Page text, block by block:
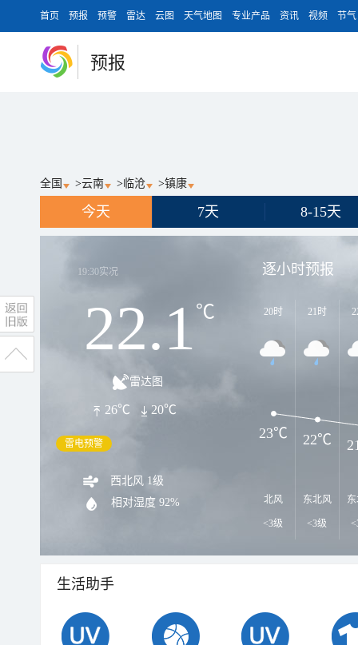
首页 预报 预警 雷达 云图 天气地图 专业产品 资讯 视频 节气
预报
全国 >云南 > 临沧 >镇康
今天 7天 8-15天
19:30实况
22.1℃
雷达图
26℃ 20℃
雷电预警
西北风 1级
相对湿度 92%
逐小时预报
20时
北风
<3级
21时
东北风
<3级
23℃ 22℃
生活助手